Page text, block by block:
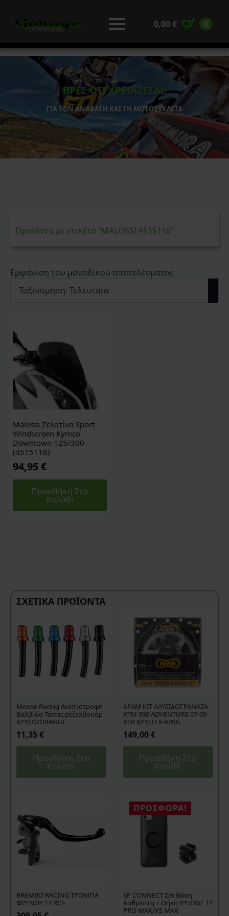
0,00 € 0
ΒΡΕΣ ΟΤΙ ΧΡΕΙΑΖΕΣΑΙ!
ΓΙΑ ΤΟΝ ΑΝΑΒΑΤΗ ΚΑΙ ΤΗ ΜΟΤΟΣΥΚΛΕΤΑ
Προϊόντα με ετικέτα “MALOSSI 4515116”
Εμφάνιση του μοναδικού αποτελέσματος
Malossi Ζελατίνα Sport
Windscreen Kymco
Downtown 125/300
(4515116)
94,95 €
Προσθήκη Στο
Καλάθι
ΣΧΕΤΙΚΆ ΠΡΟΪΌΝΤΑ
Moose Racing Ανεπίστροφη
Βαλβίδα Τάπας ρεζερβουάρ
ΧΡΥΣΟ/ORANGE
11,35 €
Προσθήκη Στο
Καλάθι
AFAM KIT ΑΛΥΣΙΔΟΓΡΑΝΑΖΑ
KTM 990 ADVENTURE 07-09
XSR ΧΡΥΣΗ X-RING
149,00€
Προσθήκη Στο
Καλάθι
BREMBO RACING ΤΡΟΜΠΑ
ΦΡΕΝΟΥ 17 RCS
ΠΡΟΣΦΟΡΆ!
SP CONNECT Σέτ Βάση
Καθρέπτη + Θήκη iPHONE 11
PRO MAX/XS MAX